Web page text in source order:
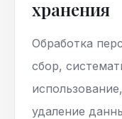
хранения
Обработка
сбор,
удаление